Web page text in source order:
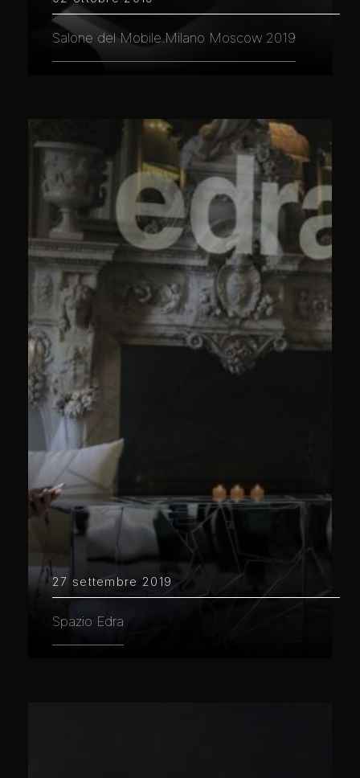
Salone del Mobile.Milano Moscow 2019
27 settembre 2019
Spazio Edra